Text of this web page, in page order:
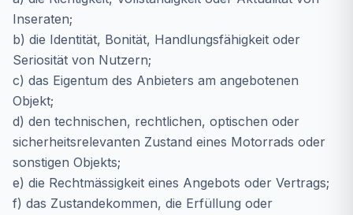
Inseraten;
b) die Identität, Bonität, Handlungsfähigkeit oder
Seriosität von Nutzern;
c) das Eigentum des Anbieters am angebotenen
Objekt;
d) den technischen, rechtlichen, optischen oder
sicherheitsrelevanten Zustand eines Motorrads oder
sonstigen Objekts;
e) die Rechtmässigkeit eines Angebots oder Vertrags;
f) das Zustandekommen, die Erfüllung oder